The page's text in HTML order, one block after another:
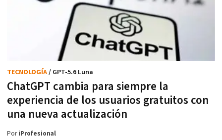
ChatGPT cambia para siempre la
experiencia de los usuarios gratuitos con
una nueva actualización
TECNOLOGÍA/ GPT-5.6 Luna
PoriProfesional